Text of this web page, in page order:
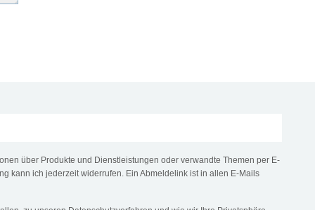
über Produkte und Dienstleistungen oder verwandte Themen per E-
kann ich jederzeit widerrufen. Ein Abmeldelink ist in allen E-Mails